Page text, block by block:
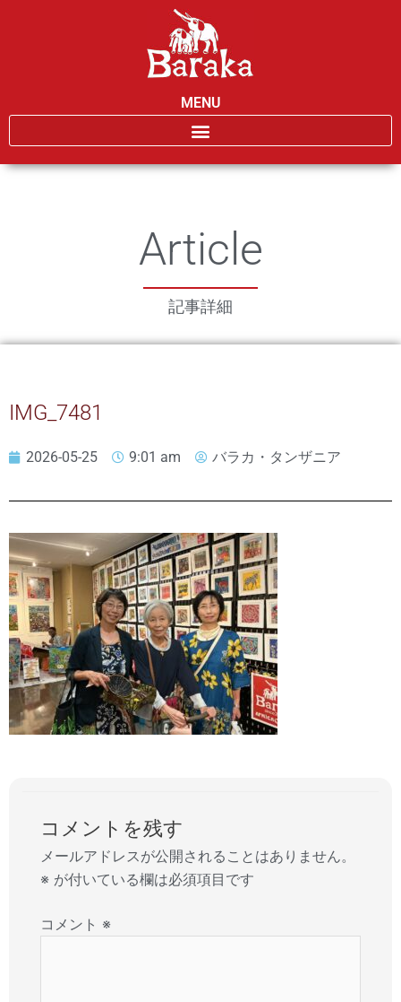
MENU
Article
記事詳細
IMG_7481
2026-05-25 9:01 am バラカ・タンザニア
コメントを残す
メールアドレスが公開されることはありません。
※ が付いている欄は必須項目です
コメント ※